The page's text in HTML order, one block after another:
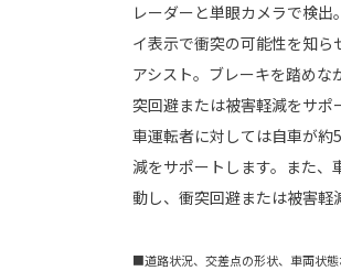
レーダーと単眼カメラで検
イ表示で衝突の可能性を知
アシスト。ブレーキを踏め
突回避または被害軽減をサポ
車運転者に対しては自車が
減をサポートします。また
動し、衝突回避または被害軽
■道路状況、交差点の形状、車両状